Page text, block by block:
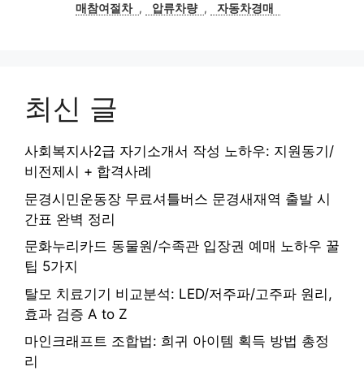
매참여절차 , 압류차량 , 자동차경매
최신 글
사회복지사2급 자기소개서 작성 노하우: 지원동기/
비전제시 + 합격사례
문경시민운동장 무료셔틀버스 문경새재역 출발 시
간표 완벽 정리
문화누리카드 동물원/수족관 입장권 예매 노하우 꿀
팁 5가지
탈모 치료기기 비교분석: LED/저주파/고주파 원리,
효과 검증 A to Z
마인크래프트 조합법: 희귀 아이템 획득 방법 총정
리